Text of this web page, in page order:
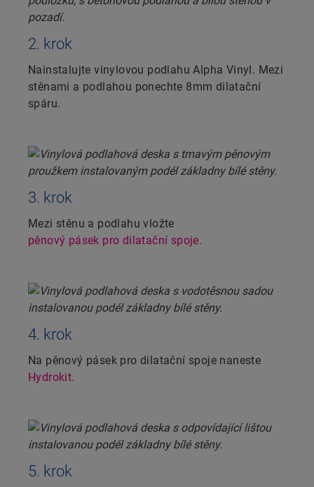
2. krok
Nainstalujte vinylovou podlahu Alpha Vinyl. Mezi
stěnami a podlahou ponechte 8mm dilatační
spáru.
3. krok
Mezi stěnu a podlahu vložte
pěnový pásek pro dilatační spoje.
4. krok
Na pěnový pásek pro dilatační spoje naneste
Hydrokit.
5. krok